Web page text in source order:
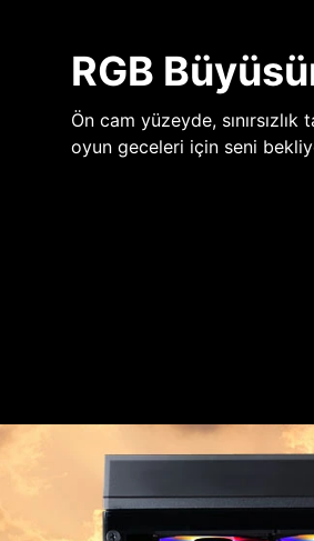
RGB
Ön cam yüzeyde,
oyun geceleri için seni